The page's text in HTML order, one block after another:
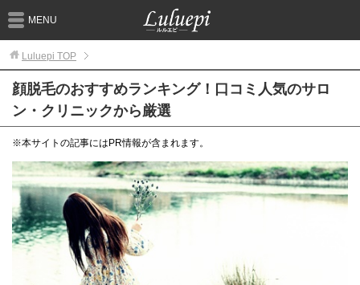
MENU
Luluepi TOP
顔脱毛のおすすめランキング！口コミ人気のサロ
ン・クリニックから厳選
※本サイトの記事にはPR情報が含まれます。